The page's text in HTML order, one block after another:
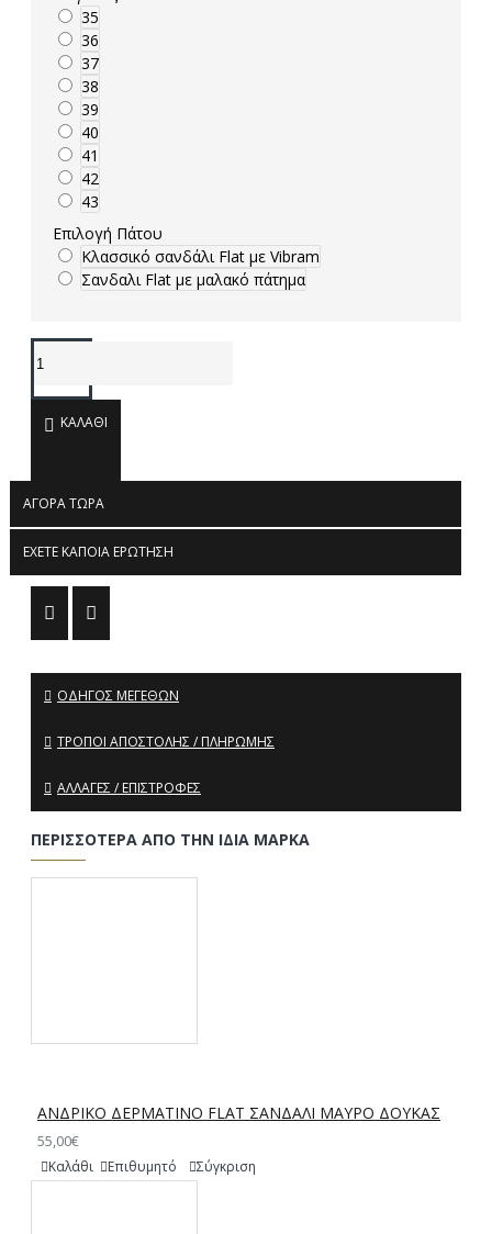
35
36
37
38
39
40
41
42
43
Επιλογή Πάτου
Κλασσικό σανδάλι Flat με Vibram
Σανδαλι Flat με μαλακό πάτημα
ΚΑΛΆΘΙ
ΑΓΟΡΆ ΤΏΡΑ
ΈΧΕΤΕ ΚΆΠΟΙΑ ΕΡΏΤΗΣΗ
ΟΔΗΓΌΣ ΜΕΓΕΘΏΝ
ΤΡΌΠΟΙ ΑΠΟΣΤΟΛΉΣ / ΠΛΗΡΩΜΉΣ
ΑΛΛΑΓΈΣ / ΕΠΙΣΤΡΟΦΈΣ
ΠΕΡΙΣΣΌΤΕΡΑ ΑΠΌ ΤΗΝ ΊΔΙΑ ΜΆΡΚΑ
ΑΝΔΡΙΚΟ ΔΕΡΜΑΤΙΝΟ FLAT ΣΑΝΔΑΛΙ ΜΑΥΡΟ ΔΟΥΚΑΣ
55,00€
Καλάθι Επιθυμητό Σύγκριση